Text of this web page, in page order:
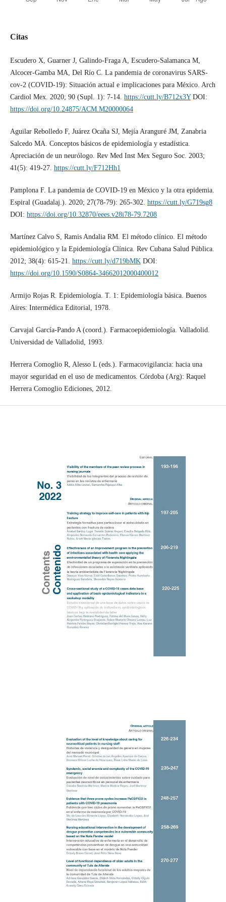
Citas
Escudero X, Guarner J, Galindo-Fraga A, Escudero-Salamanca M,
Alcocer-Gamba MA, Del Río C. La pandemia de coronavirus SARS-
cov-2 (COVID-19): Situación actual e implicaciones para México. Arch
Cardiol Mex. 2020; 90 (Supl. 1): 7-14. https://cutt.ly/B712x3YDOI:
https://doi.org/10.24875/ACM.M20000064
Aguilar Rebolledo F, Juárez Ocaña SJ, Mejía Aranguré JM, Zanabria
Salcedo MA. Conceptos básicos de epidemiología y estadística.
Apreciación de un neurólogo. Rev Med Inst Mex Seguro Soc. 2003;
41(5): 419-27. https://cutt.ly/F712Hh1
Pamplona F. La pandemia de COVID-19 en México y la otra epidemia.
Espiral (Guadalaj.). 2020; 27(78-79): 265-302. https://cutt.ly/G719sg8
DOI: https://doi.org/10.32870/eees.v28i78-79.7208
Martínez Calvo S, Ramis Andalia RM. El método clínico. El método
epidemiológico y la Epidemiología Clínica. Rev Cubana Salud Pública.
2012; 38(4): 615-21. https://cutt.ly/d719bMKDOI:
https://doi.org/10.1590/S0864-34662012000400012
Armijo Rojas R. Epidemiología. T. 1: Epidemiología básica. Buenos
Aires: Intermédica Editorial, 1978.
Carvajal García-Pando A (coord.). Farmacoepidemiología. Valladolid.
Universidad de Valladolid, 1993.
Herrera Comoglio R, Alesso L (eds.). Farmacovigilancia: hacia una
mayor seguridad en el uso de medicamentos. Córdoba (Arg): Raquel
Herrera Comoglio Ediciones, 2012.